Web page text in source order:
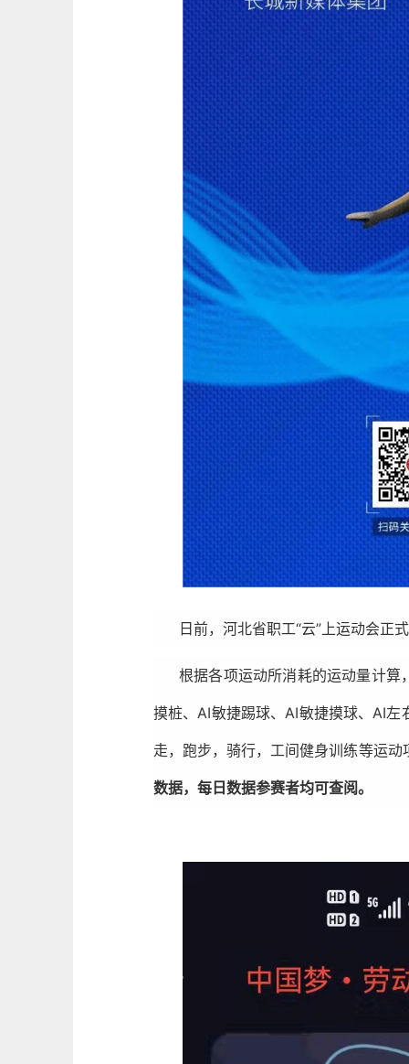
日前，河北省职工“云”上运动会正
根据各项运动所消耗的运动量计算
摸桩、AI敏捷踢球、AI敏捷摸球、AI
走，跑步，骑行，工间健身训练等运动
数据，每日数据参赛者均可查阅。